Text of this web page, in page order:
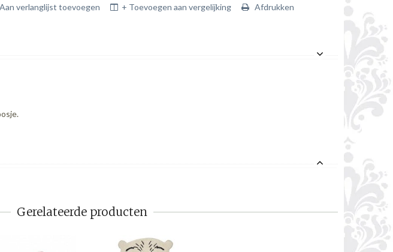
Aan verlanglijst toevoegen + Toevoegen aan vergelijking Afdrukken
Gerelateerde producten